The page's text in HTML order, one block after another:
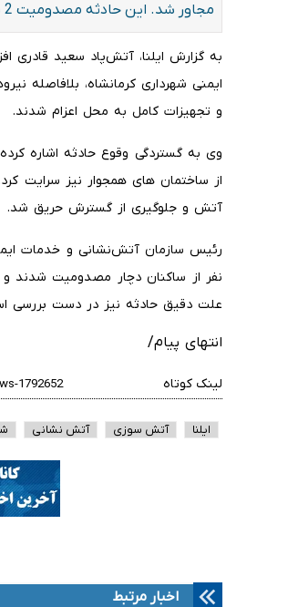
مجاور شد. این حادثه مصدومیت 2 نفر را در پی داشت.
به گزارش ایلنا، آتش‌پاد سعید قادری
و تجهیزات کامل به محل اعزام شدند.
وی به گستردگی وقوع حادثه اشاره
از ساختمان‌ های همجوار نیز سرایت
آتش و جلوگیری از گسترش حریق شد.
نفر از ساکنان دچار مصدومیت شدند و
علت دقیق حادثه نیز در دست بررسی
انتهای پیام/
لینک کوتاه
ایلنا آتش سوزی آتش نشانی
اخبار مرتبط